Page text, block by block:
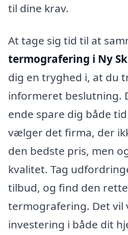
til dine krav.
At tage sig tid til at
termografering i Ny
dig en tryghed i, at du
informeret beslutning.
ende spare dig både
vælger det firma, der
den bedste pris, men
kvalitet. Tag
tilbud, og find den
termografering. Det vil
investering i både dit